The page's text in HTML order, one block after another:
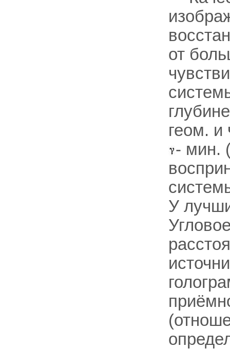
от
геом. и
- мин.
У